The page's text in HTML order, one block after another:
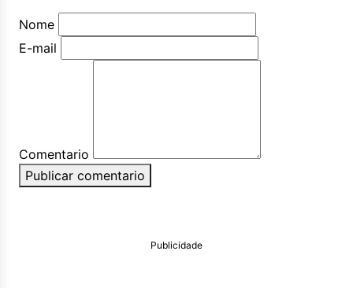
Nome
E-mail
Comentario
Publicar comentario
Publicidade